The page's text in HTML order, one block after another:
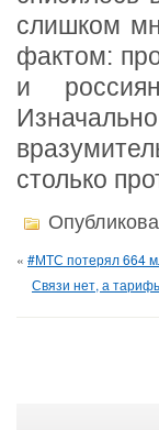
слишком
фактом:
и
столько
« #МТС потерял 664
Связи нет, а